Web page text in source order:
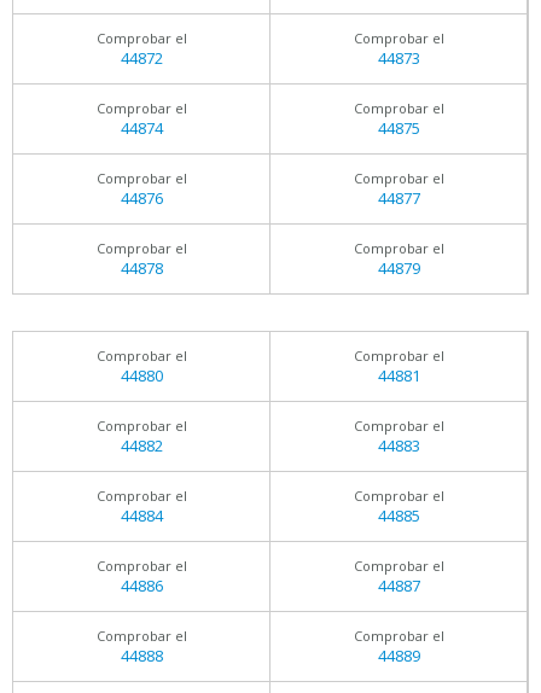
Comprobar el
44872
Comprobar el
44873
Comprobar el
44874
Comprobar el
44875
Comprobar el
44876
Comprobar el
44877
Comprobar el
44878
Comprobar el
44879
Comprobar el
44880
Comprobar el
44881
Comprobar el
44882
Comprobar el
44883
Comprobar el
44884
Comprobar el
44885
Comprobar el
44886
Comprobar el
44887
Comprobar el
44888
Comprobar el
44889